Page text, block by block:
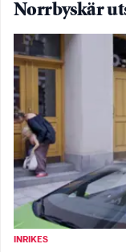
Norrbyskär
INRIKES